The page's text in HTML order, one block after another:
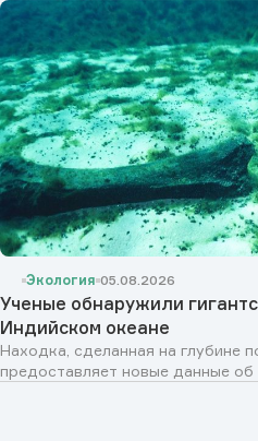
Экология 05.08.2026
Ученые обнаружили
Индийском океане
Находка, сделанная на глубине
предоставляет новые данные об